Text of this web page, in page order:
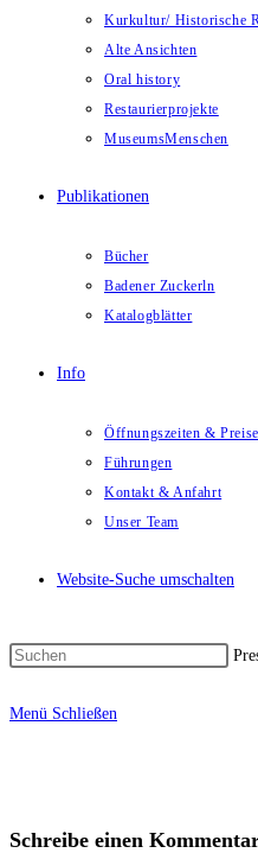
Kurkultur/ Historische
Alte Ansichten
Oral history
Restaurierprojekte
MuseumsMenschen
Publikationen
Bücher
Badener Zuckerln
Katalogblätter
Info
Öffnungszeiten & Preise
Führungen
Kontakt & Anfahrt
Unser Team
Website-Suche umschalten
Menü Schließen
Schreibe einen